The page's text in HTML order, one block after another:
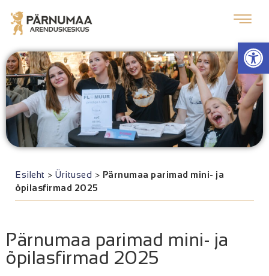
Esileht > Üritused > Pärnumaa parimad mini- ja
õpilasfirmad 2025
Pärnumaa parimad mini- ja
õpilasfirmad 2025